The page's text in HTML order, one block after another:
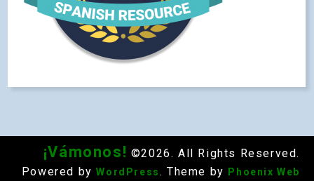
¡Vámonos! ©2026. All Rights Reserved.
Powered by WordPress . Theme by
Phoenix Web